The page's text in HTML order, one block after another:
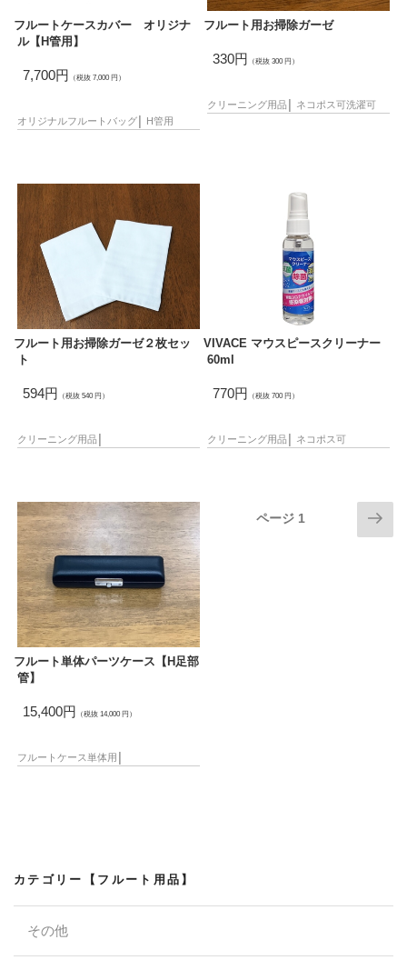
フルートケースカバー オリジナ
ル【H管用】
7,700円 （税抜 7,000 円）
オリジナルフルートバッグ H管用
フルート用お掃除ガーゼ
330円 （税抜 300 円）
クリーニング用品 ネコポス可洗濯可
フルート用お掃除ガーゼ２枚セッ
ト
594円 （税抜 540 円）
クリーニング用品
VIVACE マウスピースクリーナー
60ml
770円 （税抜 700 円）
クリーニング用品 ネコポス可
フルート単体パーツケース【H足部
管】
15,400円 （税抜 14,000 円）
フルートケース 単体用
ページ 1
次
の
カテゴリー【フルート用品】
その他